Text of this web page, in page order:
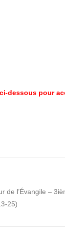
dessous pour
de l’Évangile –
25)